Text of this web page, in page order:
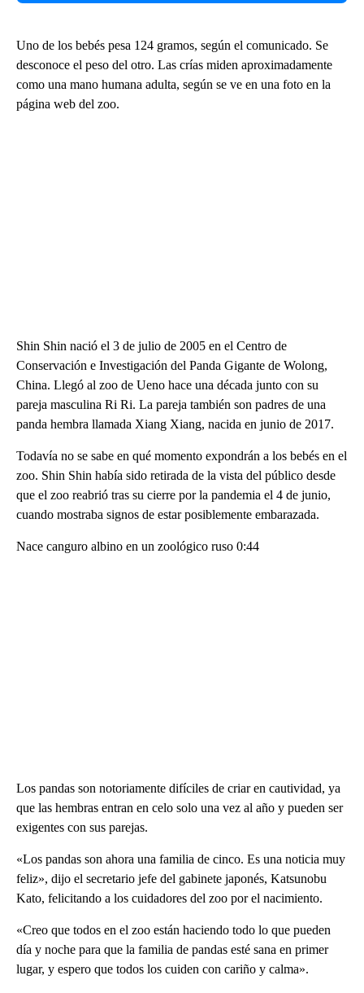
Uno de los bebés pesa 124 gramos, según el comunicado. Se
desconoce el peso del otro. Las crías miden aproximadamente
como una mano humana adulta, según se ve en una foto en la
página web del zoo.
Shin Shin nació el 3 de julio de 2005 en el Centro de
Conservación e Investigación del Panda Gigante de Wolong,
China. Llegó al zoo de Ueno hace una década junto con su
pareja masculina Ri Ri. La pareja también son padres de una
panda hembra llamada Xiang Xiang, nacida en junio de 2017.
Todavía no se sabe en qué momento expondrán a los bebés en el
zoo. Shin Shin había sido retirada de la vista del público desde
que el zoo reabrió tras su cierre por la pandemia el 4 de junio,
cuando mostraba signos de estar posiblemente embarazada.
Nace canguro albino en un zoológico ruso 0:44
Los pandas son notoriamente difíciles de criar en cautividad, ya
que las hembras entran en celo solo una vez al año y pueden ser
exigentes con sus parejas.
«Los pandas son ahora una familia de cinco. Es una noticia muy
feliz», dijo el secretario jefe del gabinete japonés, Katsunobu
Kato, felicitando a los cuidadores del zoo por el nacimiento.
«Creo que todos en el zoo están haciendo todo lo que pueden
día y noche para que la familia de pandas esté sana en primer
lugar, y espero que todos los cuiden con cariño y calma».